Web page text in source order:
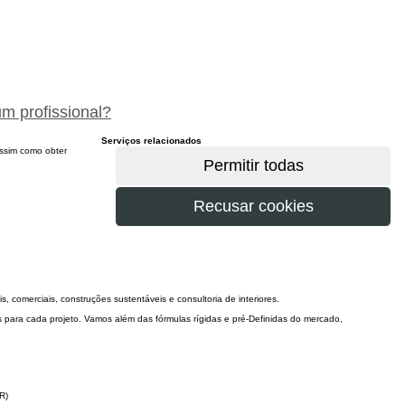
profissional?
como obter
comerciais, construções sustentáveis e consultoria de interiores.
cada projeto. Vamos além das fórmulas rígidas e pré-Definidas do mercado,
Serviços relacionados